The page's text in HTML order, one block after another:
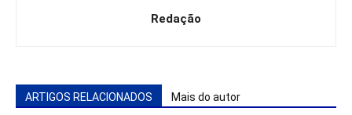
Redação
ARTIGOS RELACIONADOS Mais do autor